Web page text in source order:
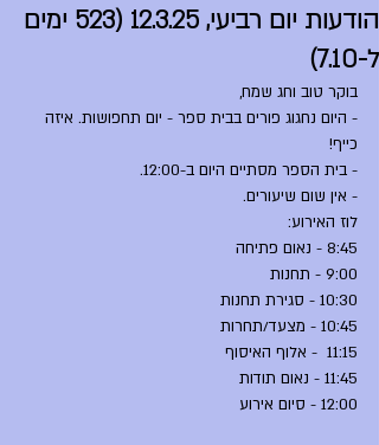
הודעות יום רביעי, 12.3.25 (523 ימים
ל-7.10)
בוקר טוב וחג שמח,
- היום נחגוג פורים בבית ספר - יום תחפושות. איזה
כייף!
- בית הספר מסתיים היום ב-12:00.
- אין שום שיעורים.
לוז האירוע:
8:45 - נאום פתיחה
9:00 - תחנות
10:30 - סגירת תחנות
10:45 - מצעד/תחרות
11:15  - אלוף האיסוף
11:45 - נאום תודות
12:00 - סיום אירוע